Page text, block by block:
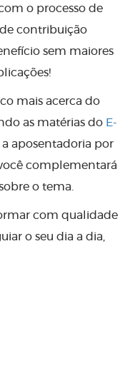
o processo de
contribuição
sem maiores
mais acerca do
as matérias do E-
aposentadoria por
você complementará
o tema.
com qualidade
o seu dia a dia,